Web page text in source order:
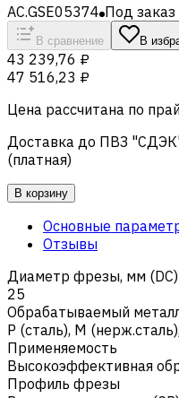
AC.GSE05374 Под заказ
В сравнение В
43 239,76 ₽
47 516,23 ₽
Цена рассчитана по
Доставка до ПВЗ
(платная)
В корзину
Основные
Отзывы
Диаметр фрезы, мм (DC)
25
Обрабатываемый
Р (сталь), M (нерж.сталь),
Применяемость
Высокоэффективная
Профиль фрезы